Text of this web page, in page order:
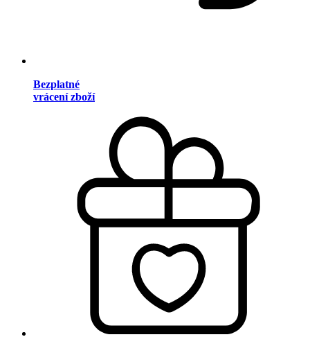
Bezplatné
vrácení zboží